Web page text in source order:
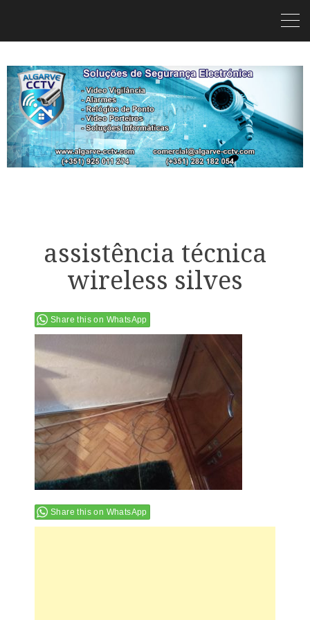
assistência técnica
wireless silves
Share this on WhatsApp
Share this on WhatsApp